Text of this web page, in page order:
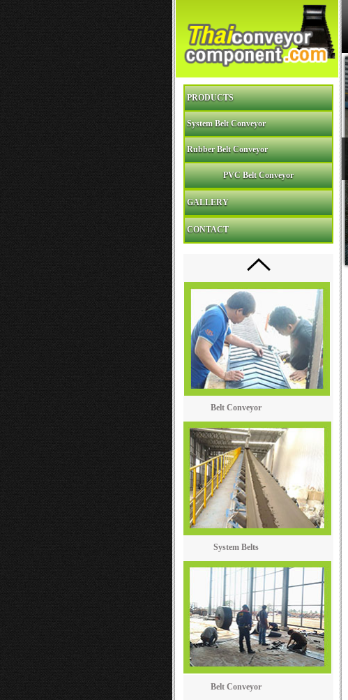
PRODUCTS
System Belt Conveyor
Rubber Belt Conveyor
PVC Belt Conveyor
GALLERY
CONTACT
Belt Conveyor
System Belts
Belt Conveyor